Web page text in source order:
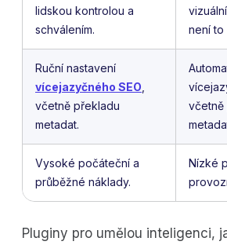
lidskou kontrolou a
schválením.
není to
Ruční nastavení
vícejazyčného SEO
včetně překladu
metadat.
včetně
Vysoké počáteční a
průběžné náklady.
Nízké
Pluginy pro umělou inteligenci,